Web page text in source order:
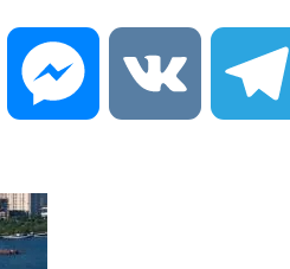
LinkedIn Messenger VK